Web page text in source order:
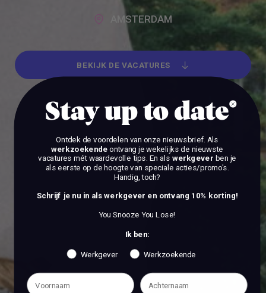
AMSTERDAM
BEKIJK DE VACATURES
Stay up to date
Ontdek de voordelen van onze nieuwsbrief. Als
werkzoekendeontvang je wekelijks de nieuwste
vacatures mét waardevolle tips. En als werkgever ben je
als eerste op de hoogte van speciale acties/promo's.
Handig, toch?
Schrijf je nu in als werkgever en ontvang 10% korting!
You Snooze You Lose!
Ik ben:
Werkgever Werkzoekende